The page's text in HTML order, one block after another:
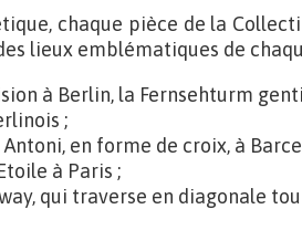
chaque pièce de la
lieux emblématiques de
à Berlin, la Fernsehturm
;
en forme de croix, à
à Paris ;
qui traverse en diagonale